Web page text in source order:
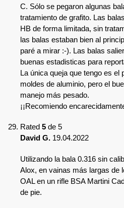
C. Sólo se pegaron algunas
tratamiento de grafito. Las
HB de forma limitada, sin
las balas estaban bien al
paré a mirar :-). Las balas
buenas estadisticas para
La única queja que tengo es
moldes de aluminio, pero el
manejo más pesado.
¡¡Recomiendo
Rated 5 de 5
David G. 19.04.2022
Utilizando la bala 0.316 sin
Alox, en vainas más largas de
OAL en un rifle BSA Martini
de pie.